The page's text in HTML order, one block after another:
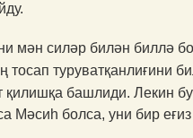
мән силәр билән биллә
тосап туруватқанлиғини
қилишқа башлиди. Лекин
Мәсиһ болса, уни бир еғиз